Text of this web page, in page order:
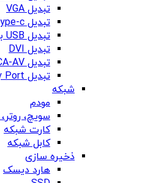
تبدیل VGA
تبدیل type-c
تبدیل USB به LAN
تبدیل DVI
تبدیل RCA-AV
تبدیل Display Port
شبکه
مودم
سویچ،
کارت شبکه
کابل شبکه
ذخیره سازی
هارد دیسک